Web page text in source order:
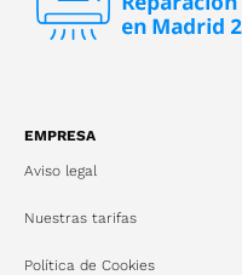
EMPRESA
Aviso legal
Nuestras tarifas
Política de Cookies